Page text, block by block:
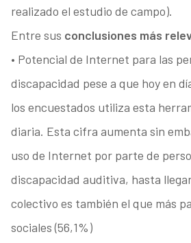
realizado el estudio de campo).
Entre sus conclusiones más
• Potencial de Internet para las
discapacidad pese a que hoy en
los encuestados utiliza esta
diaria. Esta cifra aumenta sin
uso de Internet por parte de
discapacidad auditiva, hasta
colectivo es también el que más
sociales (56,1%)